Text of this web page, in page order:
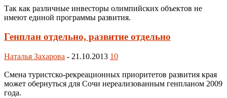
Так как различные инвесторы олимпийских объектов не
имеют единой программы развития.
Генплан отдельно, развитие отдельно
Наталья Захарова - 21.10.2013 10
Смена туристско-рекреационных приоритетов развития края
может обернуться для Сочи нереализованным генпланом 2009
года.